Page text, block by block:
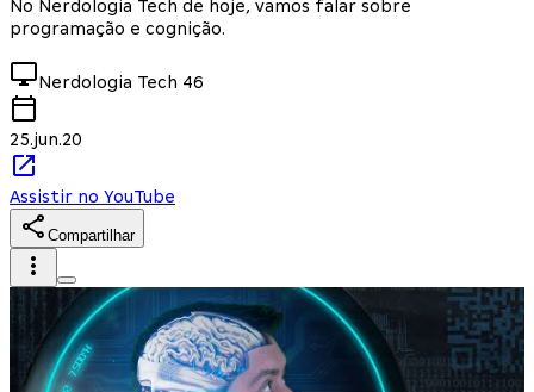
No Nerdologia Tech de hoje, vamos falar sobre
programação e cognição.
Nerdologia Tech 46
25.jun.20
Assistir no YouTube
Compartilhar